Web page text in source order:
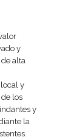
y
alta
y
los
y
la